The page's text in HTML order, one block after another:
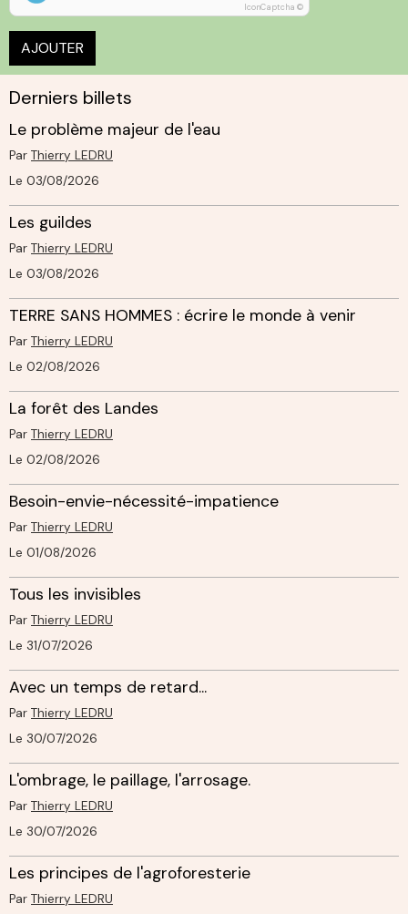
IconCaptcha ©
AJOUTER
Derniers billets
Le problème majeur de l'eau
Par Thierry LEDRU
Le 03/08/2026
Les guildes
Par Thierry LEDRU
Le 03/08/2026
TERRE SANS HOMMES : écrire le monde à venir
Par Thierry LEDRU
Le 02/08/2026
La forêt des Landes
Par Thierry LEDRU
Le 02/08/2026
Besoin-envie-nécessité-impatience
Par Thierry LEDRU
Le 01/08/2026
Tous les invisibles
Par Thierry LEDRU
Le 31/07/2026
Avec un temps de retard...
Par Thierry LEDRU
Le 30/07/2026
L'ombrage, le paillage, l'arrosage.
Par Thierry LEDRU
Le 30/07/2026
Les principes de l'agroforesterie
Par Thierry LEDRU